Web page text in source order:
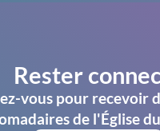
Rester
vous pour recevoir
de l'Église